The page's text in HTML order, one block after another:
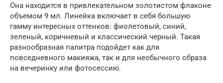
Она находится в привлекательном золотистом флаконе
объемом 9 мл. Линейка включает в себя большую
гамму интересных оттенков: фиолетовый, синий,
зеленый, коричневый и классический черный. Такая
разнообразная палитра подойдет как для
повседневного макияжа, так и для необычного образа
на вечеринку или фотосессию.